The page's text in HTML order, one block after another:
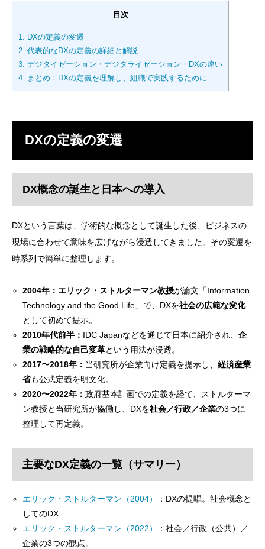
目次
1. DXの定義の変遷
2. 代表的なDXの定義の詳細と解説
3. デジタイゼーション・デジタライゼーション・DXの違い
4. まとめ：DXの定義を理解し、組織で実践するために
DXの定義の変遷
DX概念の誕生と日本への導入
DXという言葉は、学術的な概念として誕生した後、ビジネスの
現場に合わせて意味を広げながら浸透してきました。その変遷を
時系列で簡単に整理します。
2004年： エリック・ストルターマン教授が論文「Information
Technology and the Good Life」で、DXを社会の広範な変化
として初めて提示。
2010年代前半： IDC Japanなどを通じて日本に紹介され、企
業の戦略的な自己変革という用法が浸透。
2017〜2018年： 当研究所が企業向け定義を提示し、経済産業
省も公式定義を明文化。
2020〜2022年：政府基本計画での定義を経て、ストルターマ
ン教授と当研究所が協働し、DXを社会／行政／企業の3つに
整理して再定義。
主要なDX定義の一覧（サマリー）
エリック・ストルターマン（2004）
：DXの提唱。社会概念と
してのDX
エリック・ストルターマン（2022）
：社会／行政（公共）／
企業の3つの観点。